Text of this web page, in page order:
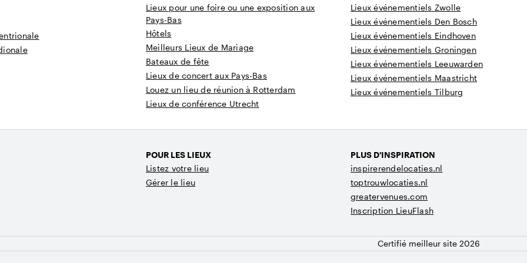
Lieux pour une foire ou une exposition aux
Pays-Bas
Hôtels
Meilleurs Lieux de Mariage
Bateaux de fête
Lieux de concert aux Pays-Bas
Louez un lieu de réunion à Rotterdam
Lieux de conférence Utrecht
Lieux événementiels Zwolle
Lieux événementiels Den Bosch
Lieux événementiels Eindhoven
Lieux événementiels Groningen
Lieux événementiels Leeuwarden
Lieux événementiels Maastricht
Lieux événementiels Tilburg
POUR LES LIEUX
Listez votre lieu
Gérer le lieu
PLUS D'INSPIRATION
inspirerendelocaties.nl
toptrouwlocaties.nl
greatervenues.com
Inscription LieuFlash
Certifié meilleur site 2026